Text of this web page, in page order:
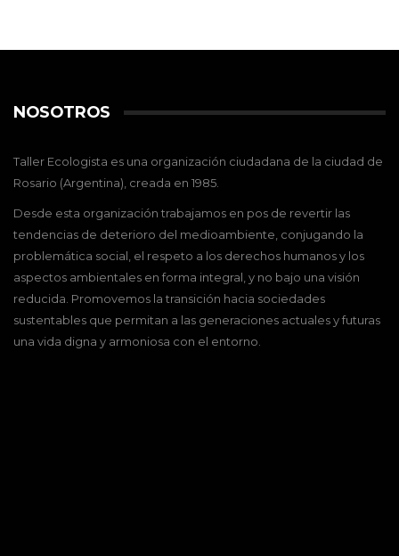
NOSOTROS
Taller Ecologista es una organización ciudadana de la ciudad de
Rosario (Argentina), creada en 1985.
Desde esta organización trabajamos en pos de revertir las
tendencias de deterioro del medioambiente, conjugando la
problemática social, el respeto a los derechos humanos y los
aspectos ambientales en forma integral, y no bajo una visión
reducida. Promovemos la transición hacia sociedades
sustentables que permitan a las generaciones actuales y futuras
una vida digna y armoniosa con el entorno.